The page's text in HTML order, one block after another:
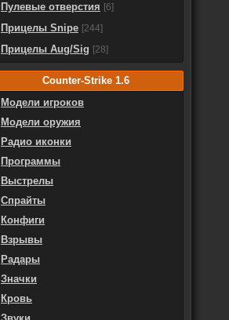
Пулевые отверстия [6]
Прицелы Snipe [244]
Прицелы Aug/Sig [28]
Counter-Strike 1.6
Модели игроков
Модели оружия
Радио иконки
Программы
Выстрелы
Спрайты
Конфиги
Взрывы
Радары
Значки
Кровь